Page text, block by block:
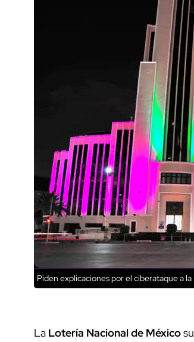
Piden explicaciones por el ciberataque a
La Lotería Nacional de México